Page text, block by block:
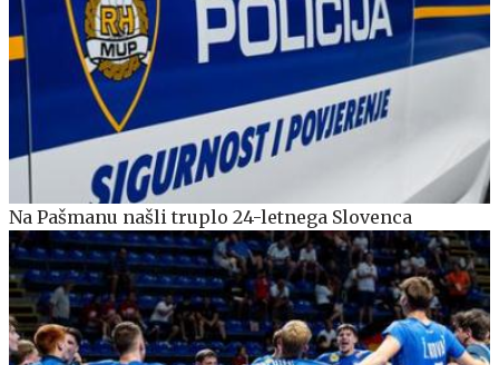
Na Pašmanu našli truplo 24-letnega Slovenca